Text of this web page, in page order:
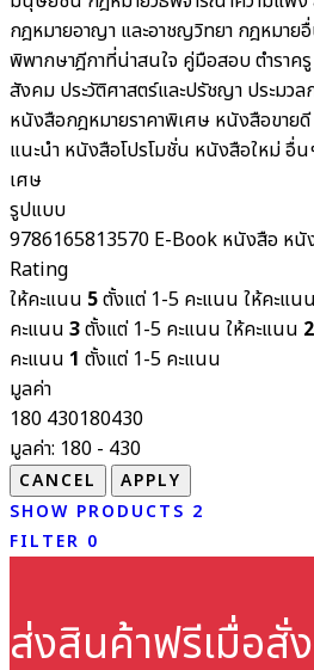
กฎหมายอาญา และอาชญวิทยา กฎหมาย
พิพากษาฎีกาที่น่าสนใจ คู่มือสอบตำราครู
สังคม ประวัติศาสตร์และปรัชญา ประมว
หนังสือกฎหมายราคาพิเศษ หนังสือขายดี
แนะนำ หนังสือโปรโมชั่น หนังสือใหม่อื่
เศษ
รูปแบบ
9786165813570 E-Book หนังสือ หนั
Rating
ให้คะแนน 5ตั้งแต่ 1-5 คะแนน ให้คะแนน
คะแนน 3ตั้งแต่ 1-5 คะแนน ให้คะแนน 2
คะแนน 1 ตั้งแต่ 1-5 คะแนน
มูลค่า
180 430180430
มูลค่า: 180 - 430
SHOW PRODUCTS 2
FILTER 0
ส่งสินค้าฟรีเมื่อสั่